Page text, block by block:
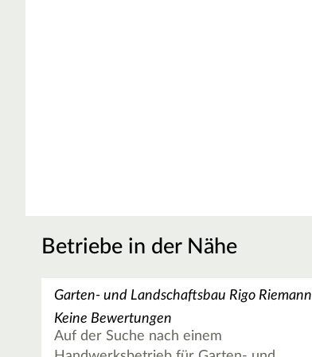
Betriebe in der Nähe
Garten- und Landschaftsbau Rigo Riemann
Keine Bewertungen
Auf der Suche nach einem